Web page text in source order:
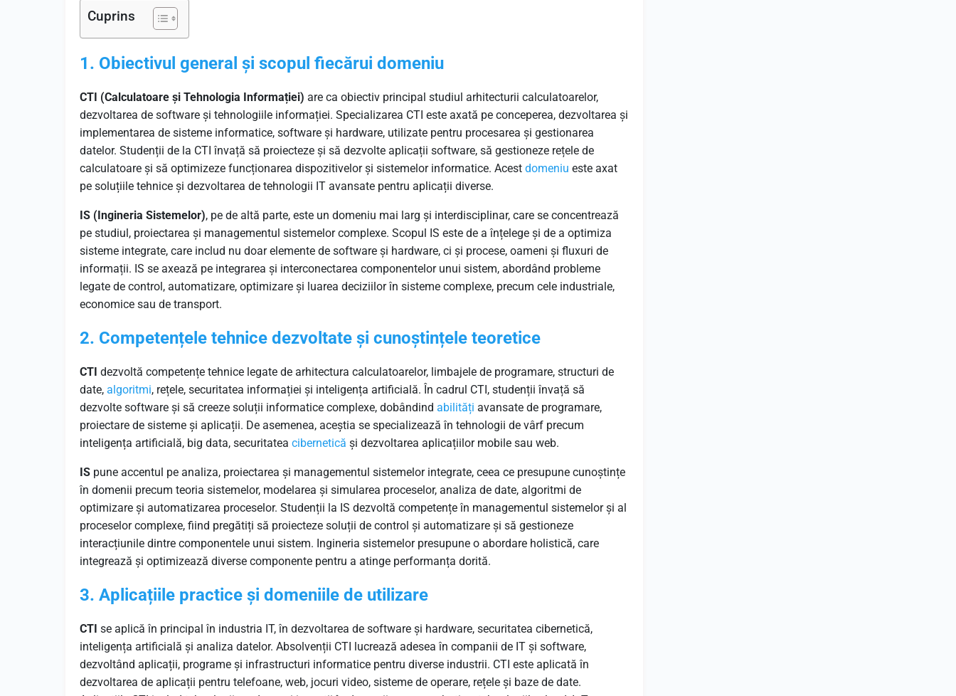
Cuprins
1. Obiectivul general și scopul fiecărui domeniu
CTI (Calculatoare și Tehnologia Informației) are ca obiectiv principal studiul arhitecturii calculatoarelor,
dezvoltarea de software și tehnologiile informației. Specializarea CTI este axată pe conceperea, dezvoltarea și
implementarea de sisteme informatice, software și hardware, utilizate pentru procesarea și gestionarea
datelor. Studenții de la CTI învață să proiecteze și să dezvolte aplicații software, să gestioneze rețele de
calculatoare și să optimizeze funcționarea dispozitivelor și sistemelor informatice. Acest domeniu este axat
pe soluțiile tehnice și dezvoltarea de tehnologii IT avansate pentru aplicații diverse.
IS (Ingineria Sistemelor), pe de altă parte, este un domeniu mai larg și interdisciplinar, care se concentrează
pe studiul, proiectarea și managementul sistemelor complexe. Scopul IS este de a înțelege și de a optimiza
sisteme integrate, care includ nu doar elemente de software și hardware, ci și procese, oameni și fluxuri de
informații. IS se axează pe integrarea și interconectarea componentelor unui sistem, abordând probleme
legate de control, automatizare, optimizare și luarea deciziilor în sisteme complexe, precum cele industriale,
economice sau de transport.
2. Competențele tehnice dezvoltate și cunoștințele teoretice
CTI dezvoltă competențe tehnice legate de arhitectura calculatoarelor, limbajele de programare, structuri de
date, algoritmi, rețele, securitatea informației și inteligența artificială. În cadrul CTI, studenții învață să
dezvolte software și să creeze soluții informatice complexe, dobândind abilități avansate de programare,
proiectare de sisteme și aplicații. De asemenea, aceștia se specializează în tehnologii de vârf precum
inteligența artificială, big data, securitatea cibernetică și dezvoltarea aplicațiilor mobile sau web.
IS pune accentul pe analiza, proiectarea și managementul sistemelor integrate, ceea ce presupune cunoștințe
în domenii precum teoria sistemelor, modelarea și simularea proceselor, analiza de date, algoritmi de
optimizare și automatizarea proceselor. Studenții la IS dezvoltă competențe în managementul sistemelor și al
proceselor complexe, fiind pregătiți să proiecteze soluții de control și automatizare și să gestioneze
interacțiunile dintre componentele unui sistem. Ingineria sistemelor presupune o abordare holistică, care
integrează și optimizează diverse componente pentru a atinge performanța dorită.
3. Aplicațiile practice și domeniile de utilizare
CTI se aplică în principal în industria IT, în dezvoltarea de software și hardware, securitatea cibernetică,
inteligența artificială și analiza datelor. Absolvenții CTI lucrează adesea în companii de IT și software,
dezvoltând aplicații, programe și infrastructuri informatice pentru diverse industrii. CTI este aplicată în
dezvoltarea de aplicații pentru telefoane, web, jocuri video, sisteme de operare, rețele și baze de date.